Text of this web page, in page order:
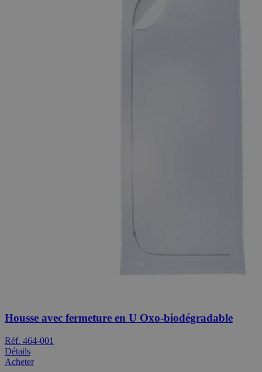
Housse avec fermeture en U Oxo-biodégradable
Réf. 464-001
Détails
Acheter